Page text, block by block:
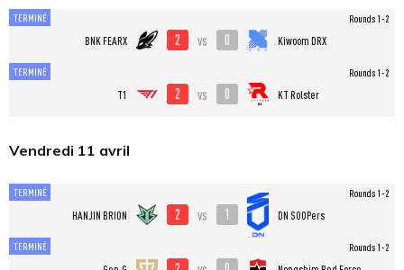
TERMINÉ
BNK FEARX 2 vs 0 Kiwoom DRX
Rounds 1-2
TERMINÉ
T1 2 vs 0 KT Rolster
Rounds 1-2
Vendredi 11 avril
TERMINÉ
HANJIN BRION 2 vs 1 DN SOOPers
Rounds 1-2
TERMINÉ Rounds 1-2